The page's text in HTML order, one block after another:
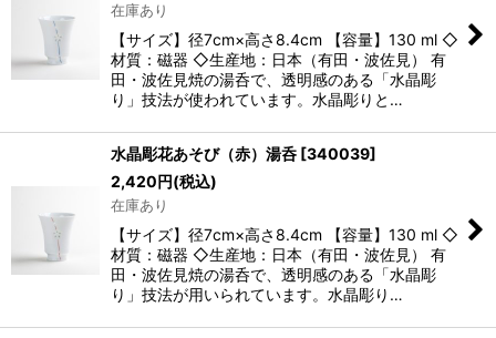
在庫あり
【サイズ】径7cm×高さ8.4cm 【容量】130 ml ◇
材質：磁器 ◇生産地：日本（有田・波佐見） 有
田・波佐見焼の湯呑で、透明感のある「水晶彫
り」技法が使われています。水晶彫りと…
水晶彫花あそび（赤）湯呑 [340039]
2,420円(税込)
在庫あり
【サイズ】径7cm×高さ8.4cm 【容量】130 ml ◇
材質：磁器 ◇生産地：日本（有田・波佐見） 有
田・波佐見焼の湯呑で、透明感のある「水晶彫
り」技法が用いられています。水晶彫り…